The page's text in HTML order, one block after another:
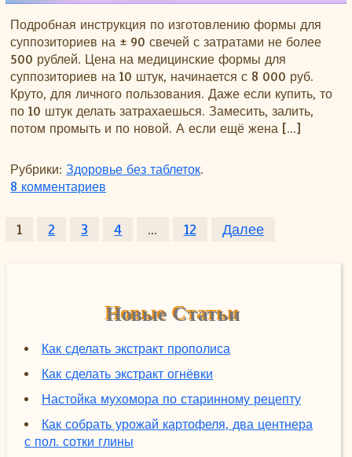
Подробная инструкция по изготовлению формы для
суппозиториев на ± 90 свечей с затратами не более
500 рублей. Цена на медицинские формы для
суппозиториев на 10 штук, начинается с 8 000 руб.
Круто, для личного пользования. Даже если купить, то
по 10 штук делать затрахаешься. Замесить, залить,
потом промыть и по новой. А если ещё жена […]
Рубрики: Здоровье без таблеток.
8 комментариев
Пагинация записей
1 2 3 4 … 12 Далее
Новые Статьи
Как сделать экстракт прополиса
Как сделать экстракт огнёвки
Настойка мухомора по старинному рецепту
Как собрать урожай картофеля, два центнера
с пол. сотки глины